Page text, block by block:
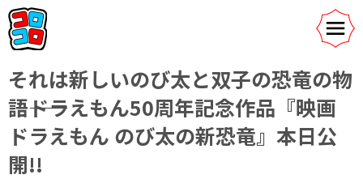
それは新しいのび太と双子の恐竜の物
語――ドラえもん50周年記念作品『映画
ドラえもん のび太の新恐竜』本日公
開!!